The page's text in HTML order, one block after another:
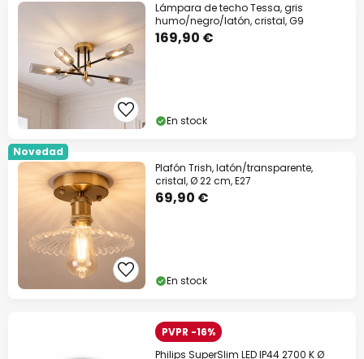
Lámpara de techo Tessa, gris
humo/negro/latón, cristal, G9
169,90 €
En stock
Novedad
Plafón Trish, latón/transparente,
cristal, Ø 22 cm, E27
69,90 €
En stock
PVPR -16%
Philips SuperSlim LED IP44 2700 K Ø